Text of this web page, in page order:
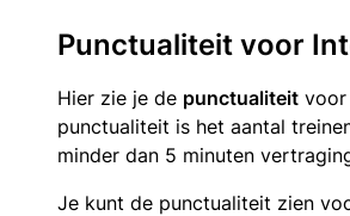
Punctualiteit voor
Hier zie je de punctualiteit voor
punctualiteit is het aantal
minder dan 5 minuten
Je kunt de punctualiteit zien